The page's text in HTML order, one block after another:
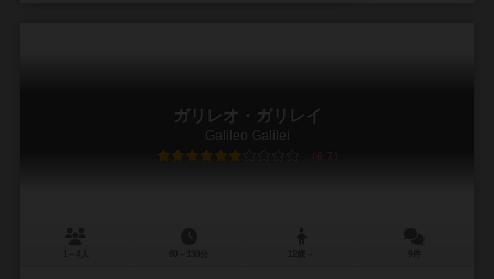
ガリレオ・ガリレイ
Galileo Galilei
6.7